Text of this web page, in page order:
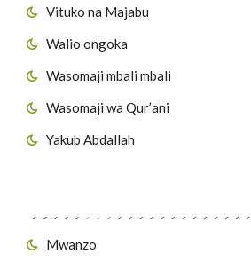
Vituko na Majabu
Walio ongoka
Wasomaji mbali mbali
Wasomaji wa Qur’ani
Yakub Abdallah
Mwanzo